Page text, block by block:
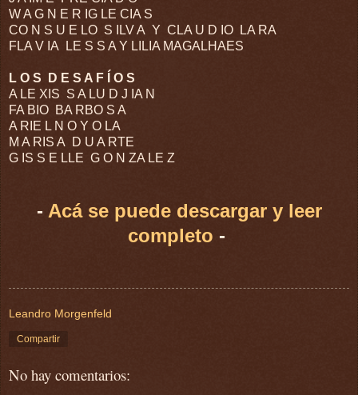
W A G N E R IG LE CIA S
CO N S U E LO S ILV A Y CLA U D IO
LA RA
FLA V IA
LE S S A Y LILIA MAGALHAES
L O S
D E S A F Í O S
A LE XIS S A LU D J IA N
FA BIO BA RBO S A
A RIE L N O Y O LA
M A RIS A
D U A RTE
G IS S E LLE G O N ZA LE Z
- Acá se puede descargar y leer
completo -
Leandro Morgenfeld
Compartir
No hay comentarios: